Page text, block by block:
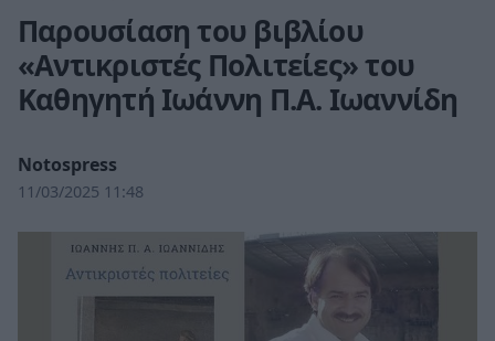
Παρουσίαση του βιβλίου
«Αντικριστές Πολιτείες» του
Καθηγητή Ιωάννη Π.Α. Ιωαννίδη
Notospress
11/03/2025 11:48